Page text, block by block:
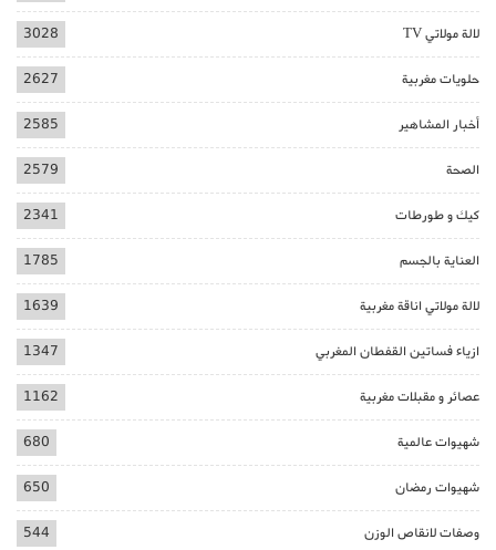
لالة مولاتي TV 3028
حلويات مغربية 2627
أخبار المشاهير 2585
الصحة 2579
كيك و طورطات 2341
العناية بالجسم 1785
لالة مولاتي اناقة مغربية 1639
ازياء فساتين القفطان المغربي 1347
عصائر و مقبلات مغربية 1162
شهيوات عالمية 680
شهيوات رمضان 650
وصفات لانقاص الوزن 544